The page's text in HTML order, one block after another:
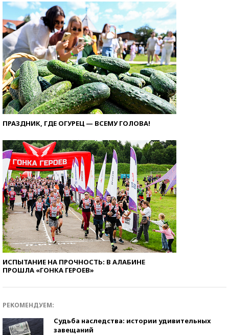
ПРАЗДНИК, ГДЕ ОГУРЕЦ — ВСЕМУ ГОЛОВА!
ИСПЫТАНИЕ НА ПРОЧНОСТЬ: В АЛАБИНЕ
ПРОШЛА «ГОНКА ГЕРОЕВ»
РЕКОМЕНДУЕМ:
Судьба наследства: истории удивительных
завещаний